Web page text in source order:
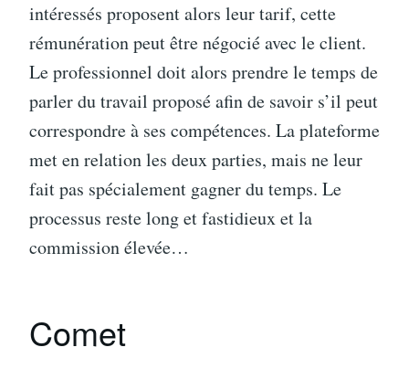
intéressés proposent alors leur tarif, cette
rémunération peut être négocié avec le client.
Le professionnel doit alors prendre le temps de
parler du travail proposé afin de savoir s’il peut
correspondre à ses compétences. La plateforme
met en relation les deux parties, mais ne leur
fait pas spécialement gagner du temps. Le
processus reste long et fastidieux et la
commission élevée…
Comet